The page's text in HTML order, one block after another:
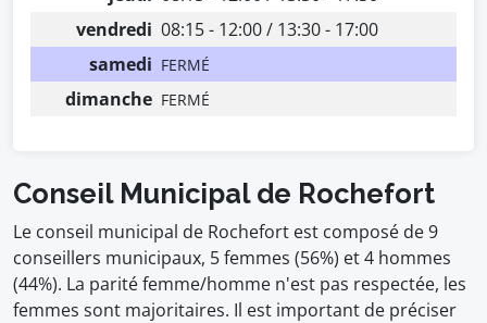
vendredi 08:15 - 12:00 / 13:30 - 17:00
samedi FERMÉ
dimanche FERMÉ
Conseil Municipal de Rochefort
Le conseil municipal de Rochefort est composé de 9
conseillers municipaux, 5 femmes (56%) et 4 hommes
(44%). La parité femme/homme n'est pas respectée, les
femmes sont majoritaires. Il est important de préciser